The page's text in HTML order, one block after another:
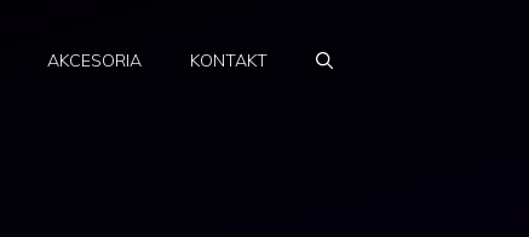
AKCESORIA KONTAKT